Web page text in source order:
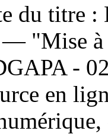
du titre :
"Mise à
-
en